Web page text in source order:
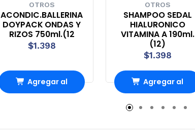
OTROS
ACONDIC.BALLERINA
DOYPACK ONDAS Y
RIZOS 750ml.(12
$1.398
Agregar al
OTROS
SHAMPOO SEDAL
HIALURONICO
VITAMINA A 190ml.
(12)
$1.398
Agregar al
Carro